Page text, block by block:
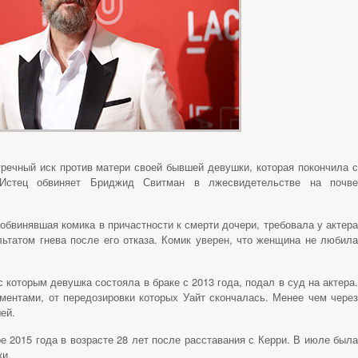
иск против матери своей бывшей девушки, которая покончила с
обвиняет Бриджид Свитман в лжесвидетельстве на почве
комика в причастности к смерти дочери, требовала у актера
гнева после его отказа. Комик уверен, что женщина не любила
девушка состояла в браке с 2013 года, подал в суд на актера.
от передозировки которых Уайт скончалась. Менее чем через
2015 года в возрасте 28 лет после расставания с Керри. В июле была